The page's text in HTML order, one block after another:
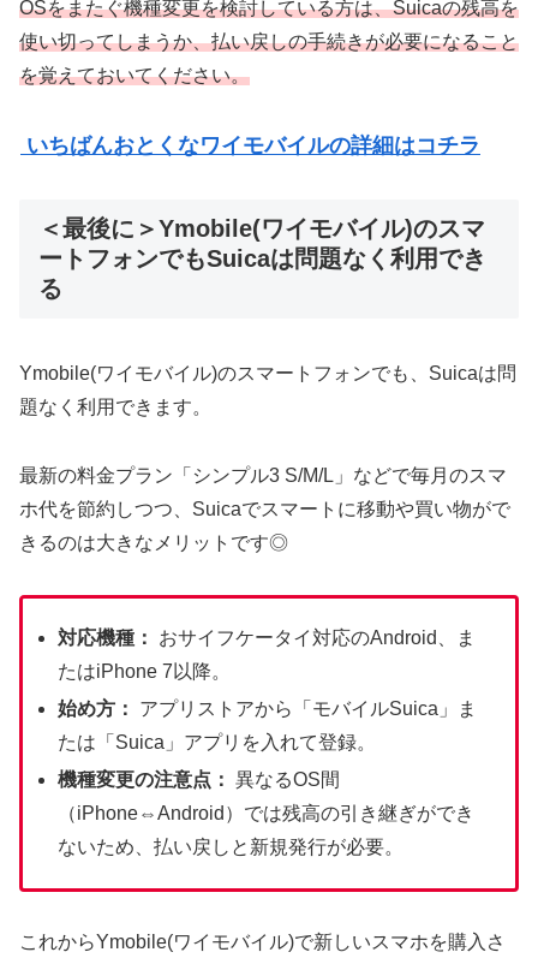
OSをまたぐ機種変更を検討している方は、Suicaの残高を
使い切ってしまうか、払い戻しの手続きが必要になること
を覚えておいてください。
いちばんおとくなワイモバイルの詳細はコチラ
＜最後に＞Ymobile(ワイモバイル)のスマ
ートフォンでもSuicaは問題なく利用でき
る
Ymobile(ワイモバイル)のスマートフォンでも、Suicaは問
題なく利用できます。
最新の料金プラン「シンプル3 S/M/L」などで毎月のスマ
ホ代を節約しつつ、Suicaでスマートに移動や買い物がで
きるのは大きなメリットです◎
対応機種：
おサイフケータイ対応のAndroid、ま
たはiPhone 7以降。
始め方：
アプリストアから「モバイルSuica」ま
たは「Suica」アプリを入れて登録。
機種変更の注意点： 異なるOS間
（iPhone⇔Android）では残高の引き継ぎができ
ないため、払い戻しと新規発行が必要。
これからYmobile(ワイモバイル)で新しいスマホを購入さ